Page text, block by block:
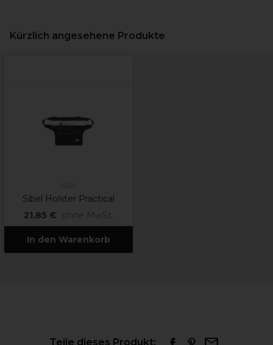
Kürzlich angesehene Produkte
Sibel Holster Practical
21,85 €
ohne MwSt.
In den Warenkorb
Teile dieses Produkt: